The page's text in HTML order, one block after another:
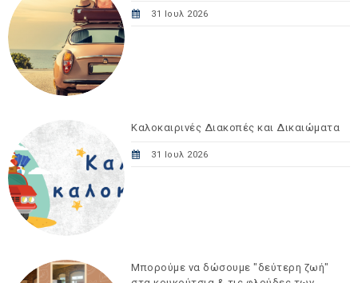
31 Ιουλ 2026
Καλοκαιρινές Διακοπές και Δικαιώματα
31 Ιουλ 2026
Μπορούμε να δώσουμε "δεύτερη ζωή"